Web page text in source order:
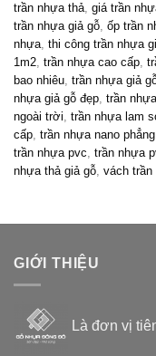
trần nhựa thả, giá trần
trần nhựa giả gỗ, ốp trần
nhựa, thi công trần nhựa
1m2, trần nhựa cao cấp,
bao nhiêu, trần nhựa giả
nhựa giả gỗ đẹp, trần
ngoài trời, trần nhựa lam
cấp, trần nhựa nano phẳng
trần nhựa pvc, trần nhựa
nhựa thả giả gỗ, vách trần
GIỚI THIỆU
Là đơn vị